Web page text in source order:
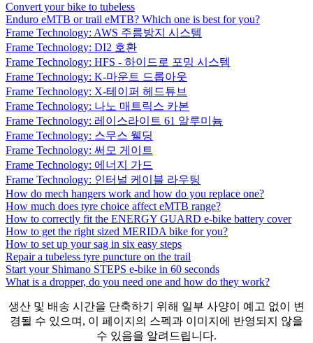
Convert your bike to tubeless
Enduro eMTB or trail eMTB? Which one is best for you?
Frame Technology: AWS 주름방지 시스템
Frame Technology: DI2 호환
Frame Technology: HFS - 하이드로 포밍 시스템
Frame Technology: K-마운트 드롭아웃
Frame Technology: X-테이퍼 헤드튜브
Frame Technology: 나노 매트릭스 카본
Frame Technology: 레이스라이트 61 알루미늄
Frame Technology: 스무스 웰딩
Frame Technology: 써모 게이트
Frame Technology: 에너지 가드
Frame Technology: 인터널 케이블 라우팅
How do mech hangers work and how do you replace one?
How much does tyre choice affect eMTB range?
How to correctly fit the ENERGY GUARD e-bike battery cover
How to get the right sized MERIDA bike for you?
How to set up your sag in six easy steps
Repair a tubeless tyre puncture on the trail
Start your Shimano STEPS e-bike in 60 seconds
What is a dropper, do you need one and how do they work?
생산 및 배송 시간을 단축하기 위해 일부 사양이 예고 없이 변
경될 수 있으며, 이 페이지의 스펙과 이미지에 반영되지 않을
수 있음을 알려드립니다.